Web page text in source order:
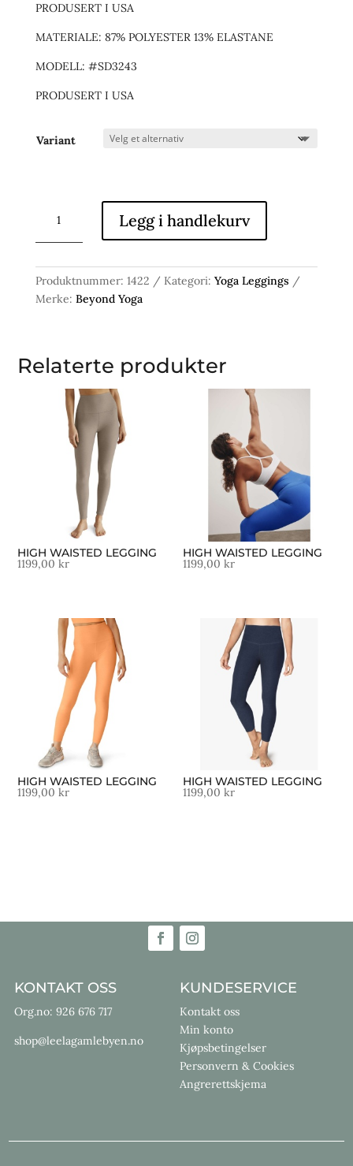
PRODUSERT I USA
MATERIALE: 87% POLYESTER 13% ELASTANE
MODELL: #SD3243
PRODUSERT I USA
Variant
WAISTED
LEGGING
Legg i handlekurv
Produktnummer: 1422 Kategori: Yoga Leggings
Merke: Beyond Yoga
Relaterte produkter
HIGH WAISTED LEGGING
1199,00kr
HIGH WAISTED LEGGING
1199,00kr
HIGH WAISTED LEGGING
1199,00kr
HIGH WAISTED LEGGING
1199,00kr
KONTAKT OSS
Org.no: 926 676 717
shop@leelagamlebyen.no
KUNDESERVICE
Kontakt oss
Min konto
Kjøpsbetingelser
Personvern & Cookies
Angrerettskjema